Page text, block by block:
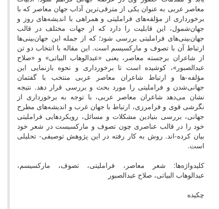
معاصر عربی به عنوان یکی از مترقی‌ترین آداب جهان معاصر که با
برخورداری از مؤلفه‌های فراملیتی و همراهی با اندیشه‌های روز و
جهان‌شمول، این قابلیت را دارد که از جهات مختلف در قالب
جهان‌بینی‌های فراملیتی بررسی شود؛ که از جمله این جهان‌بینی‌ها
ارتباط آن با تصوف و مارکسیسم است. این مقاله با انتخاب دو تن
از شاعران برجسته معاصر، یعنی «عبدالوهاب البیاتی» و «صلاح
عبدالصبور»، کوشیده است تا برخورداری و نحوه بازنمایی این
مؤلفه-ها و ارتباط شاعران معاصر عربی منتخب با گفتمان
جهانی‌شدن و فراملیتی را مورد بحث و بررسی قرار دهد. نتیجه
نشان می‌دهد شاعران معاصر عربی، با توجه به برخورداری از
نگرشی قوی و فرامرزی، ارتباط با جهان غرب و اندیشه‌های مطرح
جهانی، بررسی بنیادین مشکلات و مسائل، رویکردهایی فراملیتی
خود را در قالب عناصری چون تصوف و مارکسیست در شعر خود
بیان کرده-اند. روش به کار رفته در این پژوهش توصیفی- تحلیلی
است.
کلیدواژه‌ها: شعر معاصر، فراملیتی، تصوف، مارکسیسم،
عبدالوهاب البیاتی، صلاح عبدالصبور
چکیده